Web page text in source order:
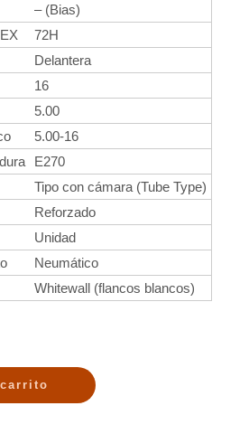
– (Bias)
72H
Delantera
16
5.00
5.00-16
E270
Tipo con cámara (Tube Type)
Reforzado
Unidad
Neumático
Whitewall (flancos blancos)